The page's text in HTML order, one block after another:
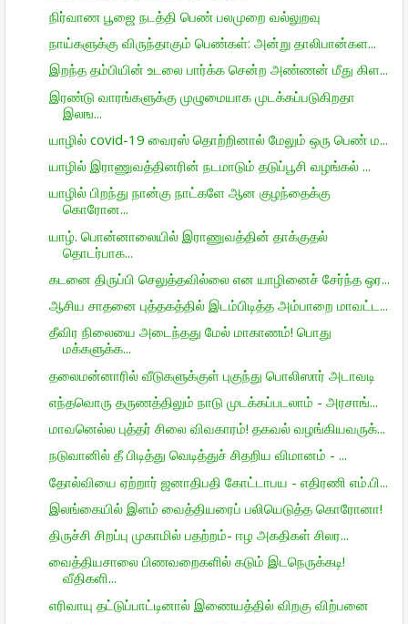
நிர்வாண பூஜை நடத்தி பெண் பலமுறை வல்லுறவு
நாய்களுக்கு விருந்தாகும் பெண்கள்: அன்று தாலிபான்கள...
இறந்த தம்பியின் உடலை பார்க்க சென்ற அண்ணன் மீது கிள...
இரண்டு வாரங்களுக்கு முழுமையாக முடக்கப்படுகிறதா
இலங...
யாழில் covid-19 வைரஸ் தொற்றினால் மேலும் ஒரு பெண் ம...
யாழில் இராணுவத்தினரின் நடமாடும் தடுப்பூசி வழங்கல் ...
யாழில் பிறந்து நான்கு நாட்களே ஆன குழந்தைக்கு
கொரோன...
யாழ். பொன்னாலையில் இராணுவத்தின் தாக்குதல்
தொடர்பாக...
கடனை திருப்பி செலுத்தவில்லை என யாழினைச் சேர்ந்த ஒர...
ஆசிய சாதனை புத்தகத்தில் இடம்பிடித்த அம்பாறை மாவட்ட...
தீவிர நிலையை அடைந்தது மேல் மாகாணம்! பொது
மக்களுக்க...
தலைமன்னாரில் வீடுகளுக்குள் புகுந்து பொலிஸார் அடாவடி
எந்தவொரு தருணத்திலும் நாடு முடக்கப்படலாம் - அரசாங்...
மாவனெல்ல புத்தர் சிலை விவகாரம்! தகவல் வழங்கியவருக்...
நடுவானில் தீ பிடித்து வெடித்துச் சிதறிய விமானம் - ...
தோல்வியை ஏற்றார் ஜனாதிபதி கோட்டாபய - எதிரணி எம்.பி...
இலங்கையில் இளம் வைத்தியரைப் பலியெடுத்த கொரோனா!
திருச்சி சிறப்பு முகாமில் பதற்றம்- ஈழ அகதிகள் சிலர...
வைத்தியசாலை பிணவறைகளில் கடும் இடநெருக்கடி!
வீதிகளி...
எரிவாயு தட்டுப்பாட்டினால் இணையத்தில் விறகு விற்பனை